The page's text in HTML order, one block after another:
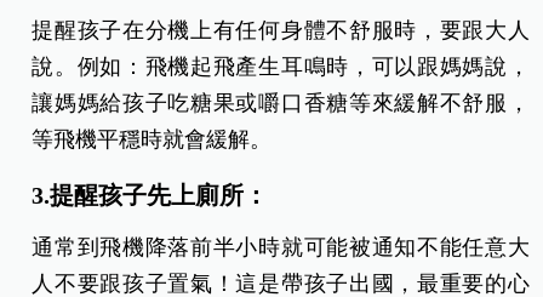
提醒孩子在分機上有任何身體不舒服時，要跟大人
說。例如：飛機起飛產生耳鳴時，可以跟媽媽說，
讓媽媽給孩子吃糖果或嚼口香糖等來緩解不舒服，
等飛機平穩時就會緩解。
3.提醒孩子先上廁所：
通常到飛機降落前半小時就可能被通知不能任意大
人不要跟孩子置氣！這是帶孩子出國，最重要的心